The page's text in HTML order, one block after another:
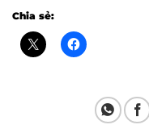
Chia sẻ: